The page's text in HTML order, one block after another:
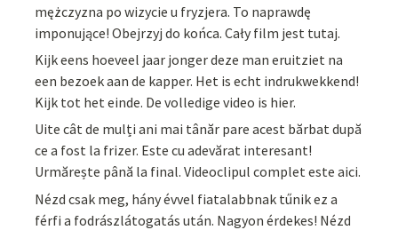
mężczyzna po wizycie u fryzjera. To naprawdę
imponujące! Obejrzyj do końca. Cały film jest tutaj.
Kijk eens hoeveel jaar jonger deze man eruitziet na
een bezoek aan de kapper. Het is echt indrukwekkend!
Kijk tot het einde. De volledige video is hier.
Uite cât de mulți ani mai tânăr pare acest bărbat după
ce a fost la frizer. Este cu adevărat interesant!
Urmărește până la final. Videoclipul complet este aici.
Nézd csak meg, hány évvel fiatalabbnak tűnik ez a
férfi a fodrászlátogatás után. Nagyon érdekes! Nézd